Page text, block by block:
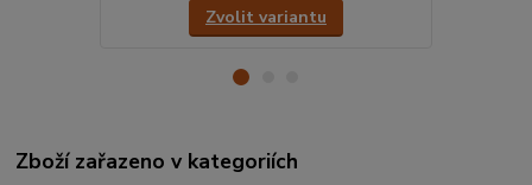
Zvolit variantu
Zboží zařazeno v kategoriích